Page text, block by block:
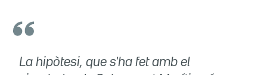
La hipòtesi, que s'ha fet amb el